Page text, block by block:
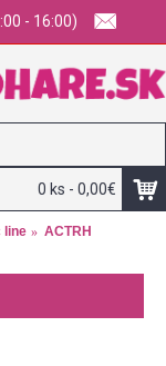
- 16:00)
0 ks - 0,00€
line ACTRH